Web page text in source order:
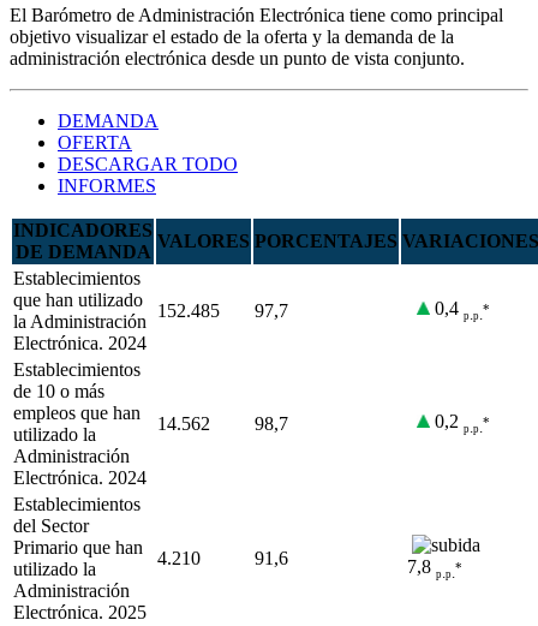
El Barómetro de Administración Electrónica tiene como principal
objetivo visualizar el estado de la oferta y la demanda de la
administración electrónica desde un punto de vista conjunto.
DEMANDA
OFERTA
DESCARGAR TODO
INFORMES
INDICADORES
DE DEMANDA
VALORES PORCENTAJES VARIACIONES
Establecimientos
que han utilizado
la Administración
Electrónica. 2024
152.485 97,7 0,4 p.p.*
Establecimientos
de 10 o más
empleos que han
utilizado la
Administración
Electrónica. 2024
14.562 98,7 0,2 p.p.*
Establecimientos
del Sector
Primario que han
utilizado la
Administración
Electrónica. 2025
4.210 91,6 7,8 p.p.*